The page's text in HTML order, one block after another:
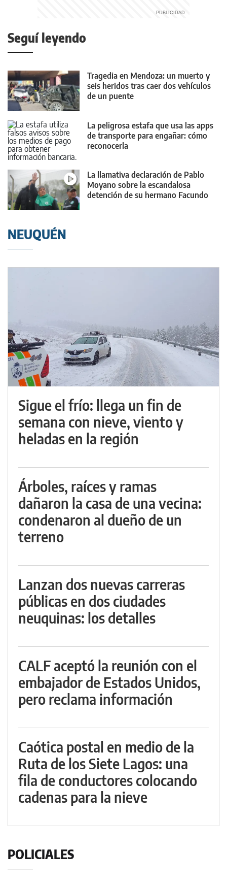
Seguí leyendo
Tragedia en Mendoza: un muerto y
seis heridos tras caer dos vehículos
de un puente
La peligrosa estafa que usa las apps
de transporte para engañar: cómo
reconocerla
La llamativa declaración de Pablo
Moyano sobre la escandalosa
detención de su hermano Facundo
NEUQUÉN
Sigue el frío: llega un fin de
semana con nieve, viento y
heladas en la región
Árboles, raíces y ramas
dañaron la casa de una vecina:
condenaron al dueño de un
terreno
Lanzan dos nuevas carreras
públicas en dos ciudades
neuquinas: los detalles
CALF aceptó la reunión con el
embajador de Estados Unidos,
pero reclama información
Caótica postal en medio de la
Ruta de los Siete Lagos: una
fila de conductores colocando
cadenas para la nieve
POLICIALES